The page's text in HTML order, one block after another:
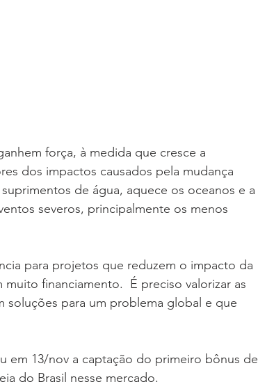
força, à medida que cresce a
dos impactos causados pela mudança
de água, aquece os oceanos e a
severos, principalmente os menos
para projetos que reduzem o impacto da
financiamento.  É preciso valorizar as
soluções para um problema global e que
em 13/nov a captação do primeiro bônus de
do Brasil nesse mercado.